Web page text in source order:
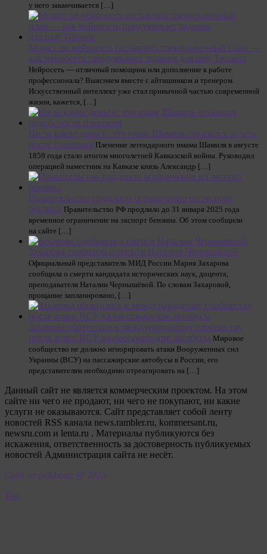
у него заканчивается […]
Может ли нейросеть составлять тренировочный план —
как нейросеть придумывает задания для шоу Титаны
Нейросеть — отличный помощник или дополнение к работе
профессионала? Выясняем вместе с айтишником и тренером.
Искусственный интеллект уже стал привычной частью современной
жизни, кажется, […]
Ни за какие деньги: что имам Шамиль отказался отдать
после пленения Пленение легендарного имама Шамиля в августе
1859 года стало итогом многолетней Кавказской войны. Руководил
операцией наместник на Кавказе князь Александр […]
Правительство продлило ограничение на экспорт
бензина Правительство РФ продлило до 31 января 2025 года
временное ограничение на экспорт бензина. Об этом сообщили
на сайте […]
Захарова сообщила о смерти Наталии Чернышевой
Официальный представитель МИД России Мария Захарова
сообщила о смерти кандидата исторических наук, доцента,
преподавателя Наталии Чернышёвой. По словам Захаровой,
прощание запланировано, […]
Захарова обратилась к международному сообществу
после атаки ВСУ на пассажирские автобусы Мировое
сообщество не должно игнорировать атаки Вооруженных сил
Украины (ВСУ) на пассажирские автобусы в России, его
представителям необходимо отреагировать на […]
Данный сайт не является коммерческим проектом. На этом
сайте ни чего не продают, ни чего не покупают, ни какие
услуги не оказываются. Сайт представляет собой ленту
новостей RSS канала news.rambler.ru, kommersant.ru,
newsru.com и lenta.ru . Материалы публикуются без
искажения, ответственность за достоверность публикуемых
новостей Администрация сайта не несёт.
Сайт от psikhoter @ 2023
Top